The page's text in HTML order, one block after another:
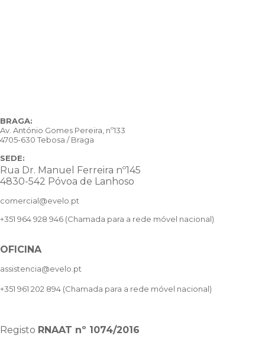
BRAGA:
Av. António Gomes Pereira, nº133
4705-630 Tebosa / Braga
SEDE:
Rua Dr. Manuel Ferreira nº145
4830-542 Póvoa de Lanhoso
comercial@evelo.pt
+351 964 928 946 (Chamada para a rede móvel nacional)
OFICINA
assistencia@evelo.pt
+351 961 202 894 (Chamada para a rede móvel nacional)
Registo RNAAT nº 1074/2016